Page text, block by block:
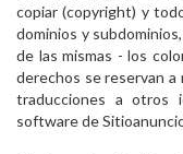
copiar (copyright) y
dominios y
de las mismas - los
derechos se reservan a
traducciones a otros
software de